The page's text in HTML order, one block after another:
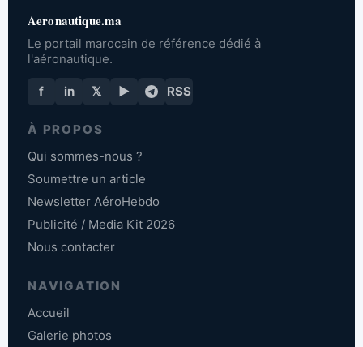
Aeronautique.ma
Le portail marocain de référence dédié à
l'aéronautique.
f in 𝕏 ▶ RSS
À PROPOS
Qui sommes-nous ?
Soumettre un article
Newsletter AéroHebdo
Publicité / Media Kit 2026
Nous contacter
NAVIGATION
Accueil
Galerie photos